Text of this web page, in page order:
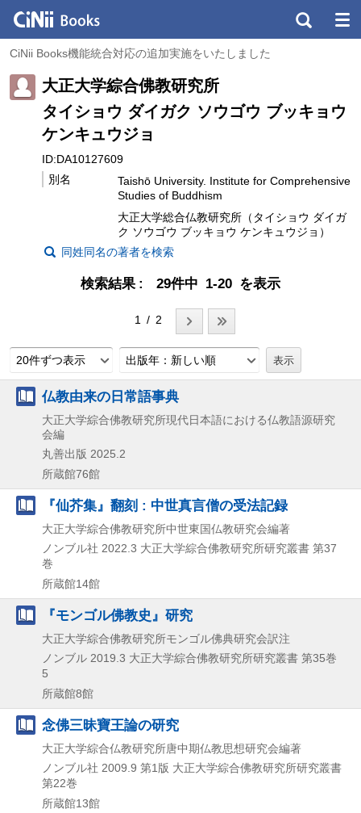
CiNii Books機能統合対応の追加実施をいたしました
大正大学綜合佛教研究所
タイショウ ダイガク ソウゴウ ブッキョウ
ケンキュウジョ
ID:DA10127609
別名
Taishō University. Institute for Comprehensive
Studies of Buddhism
大正大学総合仏教研究所（タイショウ ダイガ
ク ソウゴウ ブッキョウ ケンキュウジョ）
同姓同名の著者を検索
検索結果 29件中 1-20 を表示
1 / 2
20件ずつ表示 出版年：新しい順
仏教由来の日常語事典
大正大学綜合佛教研究所現代日本語における仏教語源研究
会編
丸善出版 2025.2
所蔵館76館
『仙芥集』翻刻 : 中世真言僧の受法記録
大正大学綜合佛教研究所中世東国仏教研究会編著
ノンブル社 2022.3 大正大学綜合佛教研究所研究叢書 第37
巻
所蔵館14館
『モンゴル佛教史』研究
大正大学綜合佛教研究所モンゴル佛典研究会訳注
ノンブル 2019.3 大正大学綜合佛教研究所研究叢書 第35巻
5
所蔵館8館
念佛三昧寶王論の研究
大正大学綜合仏教研究所唐中期仏教思想研究会編著
ノンブル社 2009.9 第1版 大正大学綜合佛教研究所研究叢書
第22巻
所蔵館13館